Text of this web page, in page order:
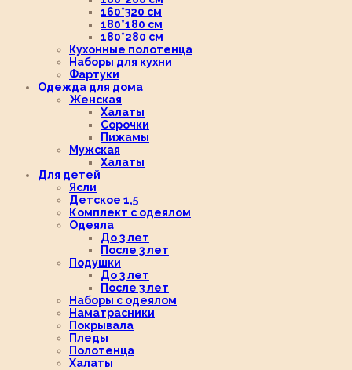
160*320 см
180*180 см
180*280 см
Кухонные полотенца
Наборы для кухни
Фартуки
Одежда для дома
Женская
Халаты
Сорочки
Пижамы
Мужская
Халаты
Для детей
Ясли
Детское 1,5
Комплект с одеялом
Одеяла
До 3 лет
После 3 лет
Подушки
До 3 лет
После 3 лет
Наборы с одеялом
Наматрасники
Покрывала
Пледы
Полотенца
Халаты